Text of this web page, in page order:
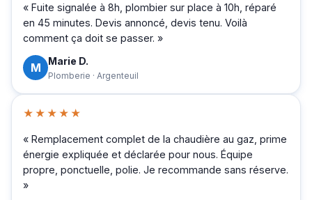
« Fuite signalée à 8h, plombier sur place à 10h, réparé
en 45 minutes. Devis annoncé, devis tenu. Voilà
comment ça doit se passer. »
M Marie D.
Plomberie · Argenteuil
★★★★★
« Remplacement complet de la chaudière au gaz, prime
énergie expliquée et déclarée pour nous. Équipe
propre, ponctuelle, polie. Je recommande sans réserve.
»